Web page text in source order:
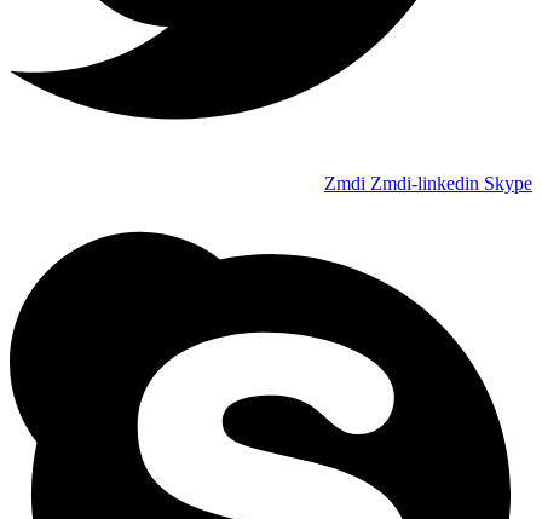
Zmdi Zmdi-linkedin Skype